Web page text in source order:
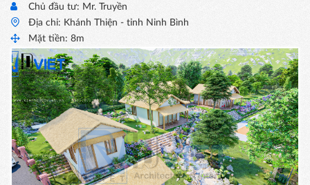
Chủ đầu tư: Mr. Truyền
Địa chỉ: Khánh Thiện - tỉnh Ninh Bình
Mặt tiền: 8m